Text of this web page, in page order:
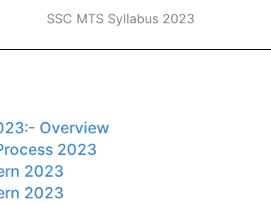
Overview
2023
2023
2023